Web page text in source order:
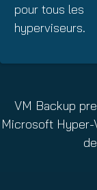
pour tous les
hyperviseurs.
VM Backup
Microsoft Hyper-